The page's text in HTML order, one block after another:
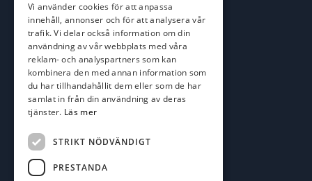
kim@batofiske.se
Adress
Karlskrona Båt & Fiske AB
Lallerstedts gata 4
371 54 Karlskrona
Följ oss
Facebook
Vi använder cookies för att anpassa
innehåll, annonser och för att analysera vår
trafik. Vi delar också information om din
användning av vår webbplats med våra
reklam- och analyspartners som kan
kombinera den med annan information som
du har tillhandahållit dem eller som de har
samlat in från din användning av deras
tjänster. Läs mer
STRIKT NÖDVÄNDIGT
PRESTANDA